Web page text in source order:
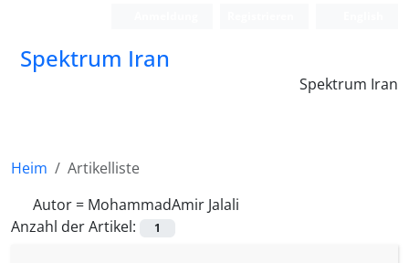
Spektrum Iran
Spektrum Iran
Heim
Artikelliste
Autor = MohammadAmir Jalali
Anzahl der Artikel:
1